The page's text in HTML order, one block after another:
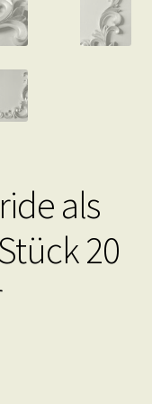
als
20